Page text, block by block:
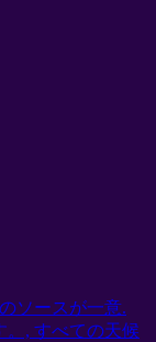
ソースが一意.
。, すべての天候